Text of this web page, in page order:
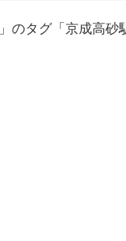
のタグ「京成高砂